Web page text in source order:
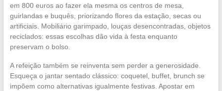
em 800 euros ao fazer ela mesma os centros de mesa,
guirlandas e buquês, priorizando flores da estação, secas ou
artificiais. Mobiliário garimpado, louças desencontradas, objetos
reciclados: essas escolhas dão vida à festa enquanto
preservam o bolso.
A refeição também se reinventa sem perder a generosidade.
Esqueça o jantar sentado clássico: coquetel, buffet, brunch se
impõem como alternativas igualmente festivas. Apostar em